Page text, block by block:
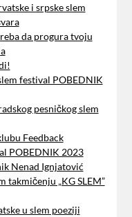
i srpske slem
da progura tvoju
festival POBEDNIK
pesničkog slem
Feedback
POBEDNIK 2023
Nenad Ignjatović
takmičenju „KG SLEM”
u slem poeziji